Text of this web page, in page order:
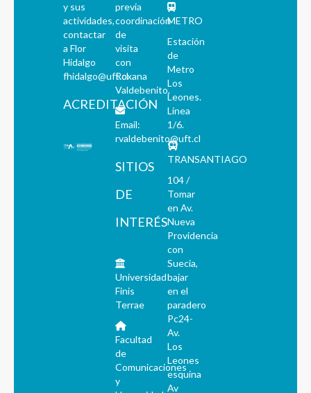
y sus
actividades,
contactar
a Flor
Hidalgo
fhidalgo@uft.cl
ACREDITACIÓN
previa
coordinación
de
visita
con
Roxana
Valdebenito.
Email:
rvaldebenito@uft.cl
SITIOS
DE
INTERÉS
Universidad
Finis
Terrae
Facultad
de
Comunicaciones
y
METRO
Estación
de
Metro
Los
Leones.
Línea
1/6.
TRANSANTIAGO
104 /
Tomar
en Av.
Nueva
Providencia
con
Suecia,
bajar
en el
paradero
Pc24-
Av.
Los
Leones
esquina
Av